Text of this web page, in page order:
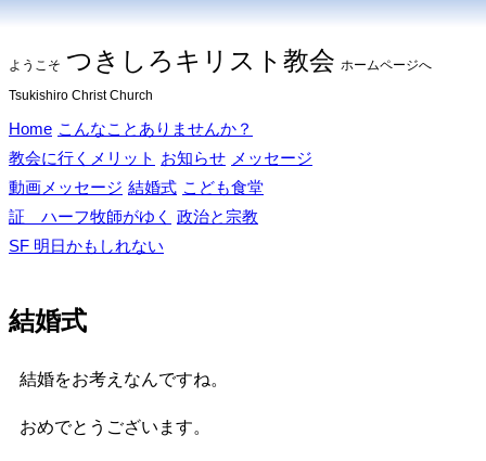
ようこそ つきしろキリスト教会 ホームページへ
Tsukishiro Christ Church
Home こんなことありませんか？
教会に行くメリット お知らせ メッセージ
動画メッセージ 結婚式 こども食堂
証 ハーフ牧師がゆく 政治と宗教
SF 明日かもしれない
結婚式
結婚をお考えなんですね。
おめでとうございます。